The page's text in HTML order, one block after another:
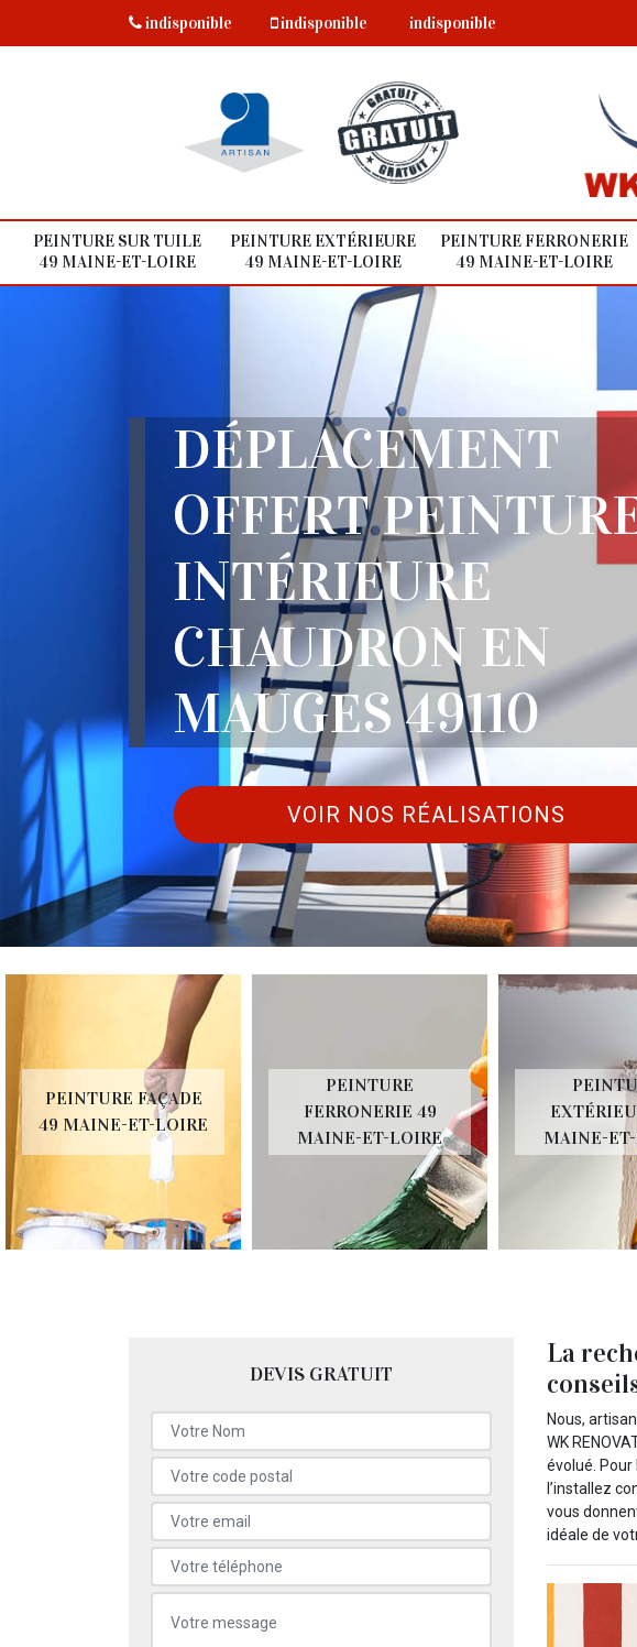
indisponible indisponible indisponible
PEINTURE SUR TUILE
49 MAINE-ET-LOIRE
PEINTURE EXTÉRIEURE
49 MAINE-ET-LOIRE
PEINTURE FERRONERIE
49 MAINE-ET-LOIRE
DÉPLACEMENT
OFFERT
INTÉRIEURE
CHAUDRON EN
MAUGES 49110
VOIR NOS RÉALISATIONS
PEINTURE FAÇADE
49 MAINE-ET-LOIRE
PEINTURE
FERRONERIE 49
MAINE-ET-LOIRE
MAINE-
DEVIS GRATUIT
La
Nous,
WK
évolué.
l’installez
vous
idéale de